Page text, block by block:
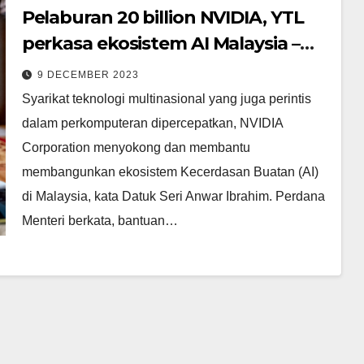
Pelaburan 20 billion NVIDIA, YTL
perkasa ekosistem AI Malaysia –
Anwar
9 DECEMBER 2023
Syarikat teknologi multinasional yang juga perintis
dalam perkomputeran dipercepatkan, NVIDIA
Corporation menyokong dan membantu
membangunkan ekosistem Kecerdasan Buatan (AI)
di Malaysia, kata Datuk Seri Anwar Ibrahim. Perdana
Menteri berkata, bantuan…